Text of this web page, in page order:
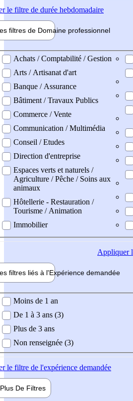
le filtre de durée hebdomadaire
filtres de Domaine professionnel
professionel
Achats / Comptabilité / Gestion
Arts / Artisanat d'art
Banque / Assurance
Bâtiment / Travaux Publics
Commerce / Vente
Communication / Multimédia
Conseil / Etudes
Direction d'entreprise
Espaces verts et naturels /
Agriculture / Pêche / Soins aux
animaux
Hôtellerie - Restauration /
Tourisme / Animation
Immobilier
Appliquer
filtres liés à l'Expérience demandée
demandée
Moins de 1 an
De 1 à 3 ans (3)
Plus de 3 ans
Non renseignée (3)
le filtre de l'expérience demandée
Plus De Filtres